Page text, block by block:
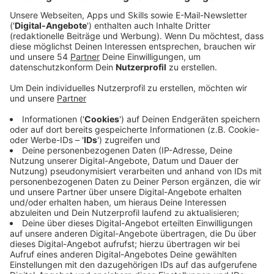
jedenfalls: Hunde am Arbeitsplatz können die
Zufriedenheit der Mitarbeiter steigern. Laura
Potting findet: Da geht noch mehr.
Veröffentlicht:Mittwoch, 24.01.2024 13:22
Anzeige